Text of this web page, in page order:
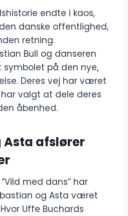
endte i kaos,
danske offentlighed,
retning.
Bull og danseren
symbolet på den nye,
Deres vej har været
valgt at dele deres
åbenhed.
Asta afslører
med dans” har
og Asta været
Uffe Buchards